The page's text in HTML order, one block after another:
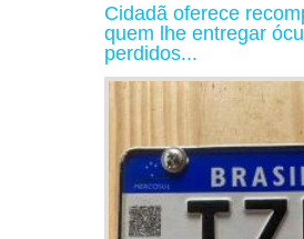
Cidadã oferece
quem lhe entregar
perdidos...